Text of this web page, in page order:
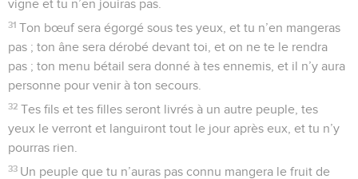
vigne et tu n’en jouiras pas.
31 Ton bœuf sera égorgé sous tes yeux, et tu n’en mangeras
pas ; ton âne sera dérobé devant toi, et on ne te le rendra
pas ; ton menu bétail sera donné à tes ennemis, et il n’y aura
personne pour venir à ton secours.
32 Tes fils et tes filles seront livrés à un autre peuple, tes
yeux le verront et languiront tout le jour après eux, et tu n’y
pourras rien.
33 Un peuple que tu n’auras pas connu mangera le fruit de